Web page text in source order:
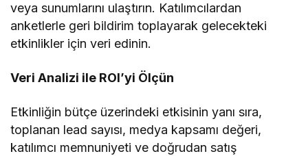
veya sunumlarını ulaştırın. Katılımcılardan
anketlerle geri bildirim toplayarak gelecekteki
etkinlikler için veri edinin.
Veri Analizi ile ROI’yi Ölçün
Etkinliğin bütçe üzerindeki etkisinin yanı sıra,
toplanan lead sayısı, medya kapsamı değeri,
katılımcı memnuniyeti ve doğrudan satış